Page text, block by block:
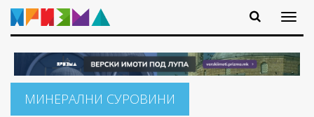
МИНЕРАЛНИ СУРОВИНИ